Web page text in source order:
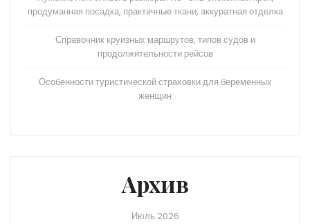
продуманная посадка, практичные ткани, аккуратная отделка
Справочник круизных маршрутов, типов судов и
продолжительности рейсов
Особенности туристической страховки для беременных
женщин
Архив
Июль 2026